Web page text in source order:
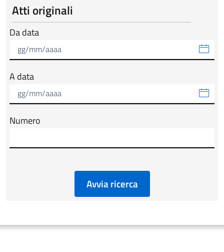
Atti originali
Da data
A data
Numero
Avvia ricerca